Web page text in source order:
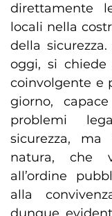
direttamente
locali nella
della
oggi, si chiede
coinvolgente e
giorno,
problemi
sicurezza,
natura, che
all’ordine
alla